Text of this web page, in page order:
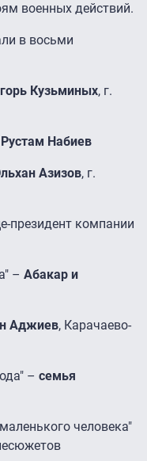
военных действий.
в восьми
Кузьминых, г.
Рустам Набиев
Азизов, г.
президент компании
– Абакар и
Аджиев, Карачаево-
– семья
человека"